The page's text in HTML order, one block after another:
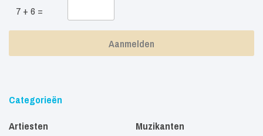
7 + 6 =
Categorieën
Artiesten
Muzikanten